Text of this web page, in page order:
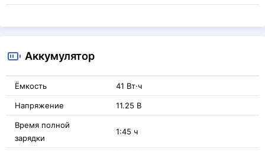
Аккумулятор
Ёмкость 41 Вт·ч
Напряжение 11.25 В
Время полной
зарядки
1:45 ч